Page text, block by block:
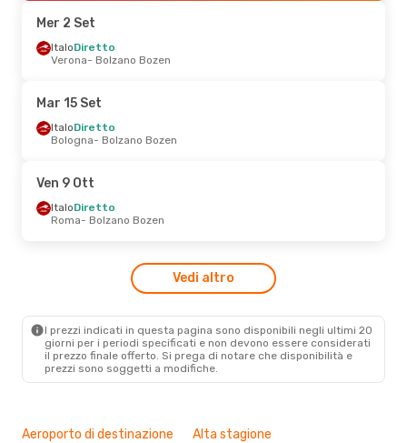
Bolzano Bozen- Verona
Mar 8 Set- Mar 15 Set
ItaloDiretto
Bolzano Bozen
Italo 1 Scalo
Milano - Bolzano Bozen
Italo1 Scalo
Bolzano Bozen- Milano
- Mer 21 Ott
- Bolzano Bozen
Mer 2 Set
ItaloDiretto
Verona- Bolzano Bozen
Mar 15 Set
ItaloDiretto
Bologna- Bolzano Bozen
Ven 9 Ott
ItaloDiretto
Roma- Bolzano Bozen
Vedi altro
I prezzi indicati in questa pagina sono disponibili negli ultimi 20
giorni per i periodi specificati e non devono essere considerati
il ​​prezzo finale offerto. Si prega di notare che disponibilità e
prezzi sono soggetti a modifiche.
Aeroporto di destinazione Alta stagione